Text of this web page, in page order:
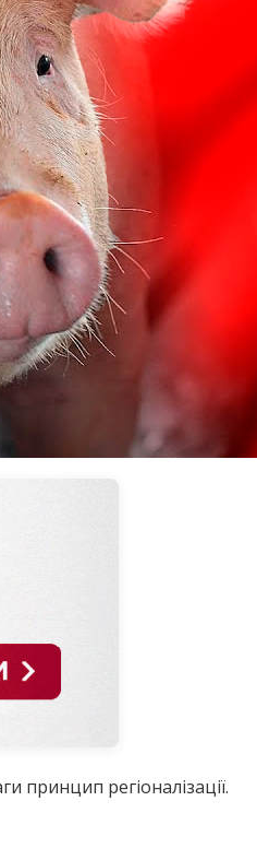
принцип регіоналізації.